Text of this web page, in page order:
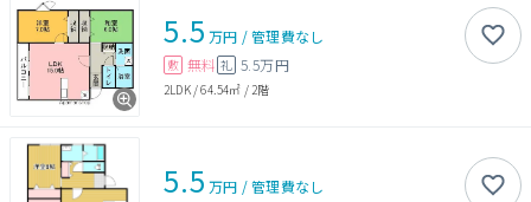
5.5 万円 /管理費なし
敷 無料 礼 5.5万円
2LDK/64.54㎡ / 2階
5.5 万円 /管理費なし